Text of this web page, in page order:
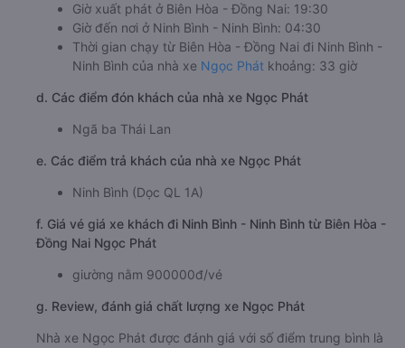
Giờ xuất phát ở Biên Hòa - Đồng Nai: 19:30
Giờ đến nơi ở Ninh Bình - Ninh Bình: 04:30
Thời gian chạy từ Biên Hòa - Đồng Nai đi Ninh Bình -
Ninh Bình của nhà xe Ngọc Phát khoảng: 33 giờ
d. Các điểm đón khách của nhà xe Ngọc Phát
Ngã ba Thái Lan
e. Các điểm trả khách của nhà xe Ngọc Phát
Ninh Bình (Dọc QL 1A)
f. Giá vé giá xe khách đi Ninh Bình - Ninh Bình từ Biên Hòa -
Đồng Nai Ngọc Phát
giường nằm 900000đ/vé
g. Review, đánh giá chất lượng xe Ngọc Phát
Nhà xe Ngọc Phát được đánh giá với số điểm trung bình là